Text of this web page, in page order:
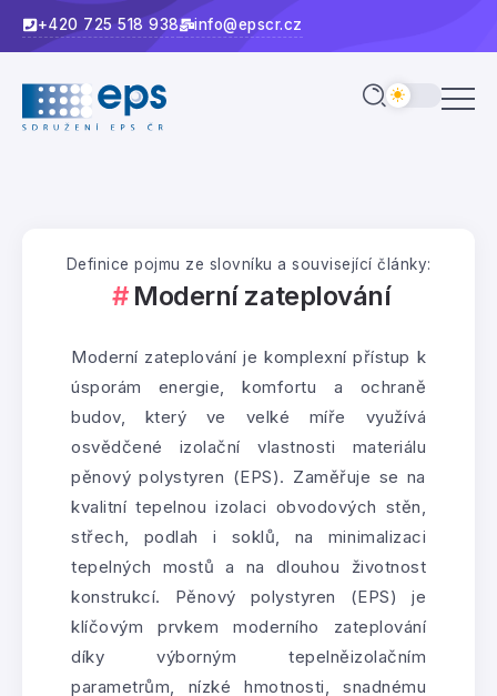
+420 725 518 938 info@epscr.cz
Definice pojmu ze slovníku a související články:
Moderní zateplování
Moderní zateplování je komplexní přístup k
úsporám energie, komfortu a ochraně
budov, který ve velké míře využívá
osvědčené izolační vlastnosti materiálu
pěnový polystyren (EPS). Zaměřuje se na
kvalitní tepelnou izolaci obvodových stěn,
střech, podlah i soklů, na minimalizaci
tepelných mostů a na dlouhou životnost
konstrukcí. Pěnový polystyren (EPS) je
klíčovým prvkem moderního zateplování
díky výborným tepelněizolačním
parametrům, nízké hmotnosti, snadnému